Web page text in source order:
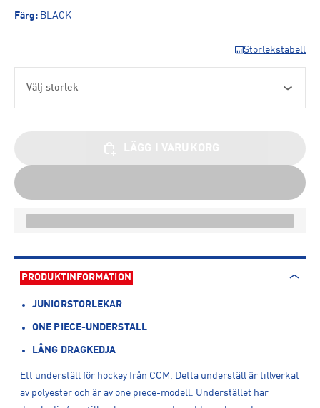
Färg: BLACK
Storlekstabell
Välj storlek
PRODUKTINFORMATION
JUNIORSTORLEKAR
ONE PIECE-UNDERSTÄLL
LÅNG DRAGKEDJA
Ett underställ för hockey från CCM. Detta underställ är tillverkat
av polyester och är av one piece-modell. Understället har